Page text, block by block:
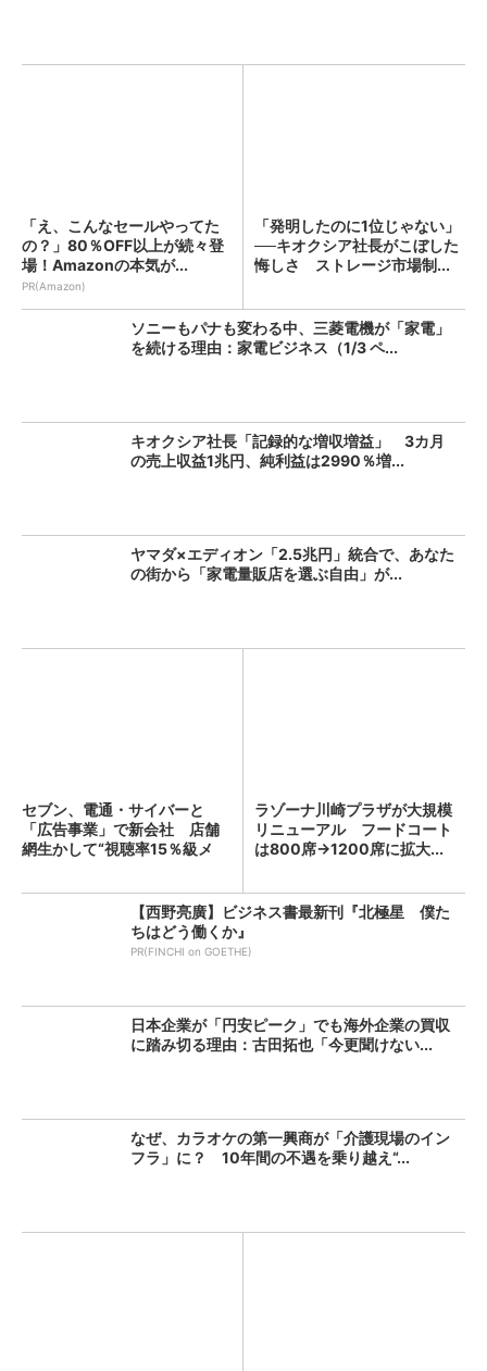
「え、こんなセールやってた
の？」80％OFF以上が続々登
場！Amazonの本気が...
PR(Amazon)
「発明したのに1位じゃない」
──キオクシア社長がこぼした
悔しさ ストレージ市場制...
ソニーもパナも変わる中、三菱電機が「家電」
を続ける理由：家電ビジネス（1/3 ペ...
キオクシア社長「記録的な増収増益」 3カ月
の売上収益1兆円、純利益は2990％増...
ヤマダ×エディオン「2.5兆円」統合で、あなた
の街から「家電量販店を選ぶ自由」が...
セブン、電通・サイバーと
「広告事業」で新会社 店舗
網生かして“視聴率15％級メ
ラゾーナ川崎プラザが大規模
リニューアル フードコート
は800席→1200席に拡大...
【西野亮廣】ビジネス書最新刊『北極星 僕た
ちはどう働くか』
PR(FINCHI on GOETHE)
日本企業が「円安ピーク」でも海外企業の買収
に踏み切る理由：古田拓也「今更聞けない...
なぜ、カラオケの第一興商が「介護現場のイン
フラ」に？ 10年間の不遇を乗り越え“...